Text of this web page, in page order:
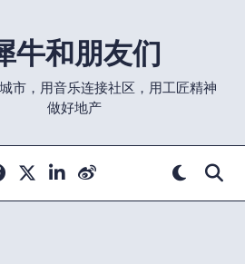
牛和朋友们
市，用音乐连接社区，用工匠精神
做好地产